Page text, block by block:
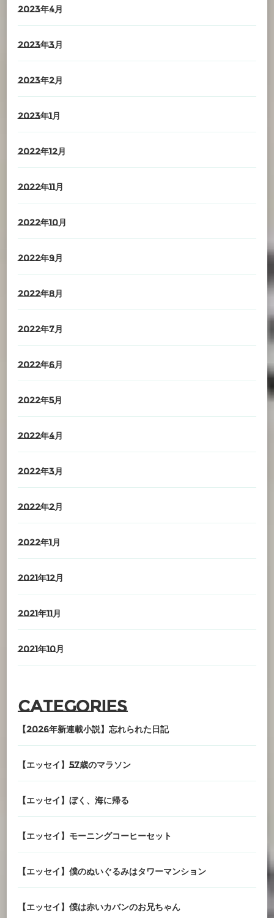
2023年4月
2023年3月
2023年2月
2023年1月
2022年12月
2022年11月
2022年10月
2022年9月
2022年8月
2022年7月
2022年6月
2022年5月
2022年4月
2022年3月
2022年2月
2022年1月
2021年12月
2021年11月
2021年10月
Categories
【2026年新連載小説】忘れられた日記
【エッセイ】57歳のマラソン
【エッセイ】ぼく、海に帰る
【エッセイ】モーニングコーヒーセット
【エッセイ】僕のぬいぐるみはタワーマンション
【エッセイ】僕は赤いカバンのお兄ちゃん